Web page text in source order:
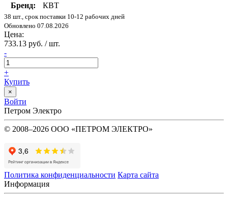
Бренд:
КВТ
38 шт., срок поставки 10-12 рабочих дней
Обновлено 07.08.2026
Цена:
733.13 руб. / шт.
-
+
Купить
×
Войти
Петром Электро
© 2008–2026 ООО «ПЕТРОМ ЭЛЕКТРО»
Политика конфиденциальности Карта сайта
Информация